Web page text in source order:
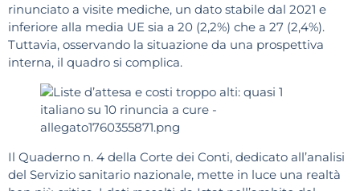
rinunciato a visite mediche, un dato stabile dal 2021 e
inferiore alla media UE sia a 20 (2,2%) che a 27 (2,4%).
Tuttavia, osservando la situazione da una prospettiva
interna, il quadro si complica.
Il Quaderno n. 4 della Corte dei Conti, dedicato all’analisi
del Servizio sanitario nazionale, mette in luce una realtà